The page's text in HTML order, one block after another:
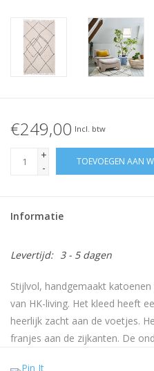
€249,00 Incl. btw
+
-
TOEVOEGEN AAN
Informatie
Levertijd: 3 - 5 dagen
Stijlvol, handgemaakt
van HK-living. Het kleed heeft
heerlijk zacht aan de voetjes.
franjes aan de zijkanten. De